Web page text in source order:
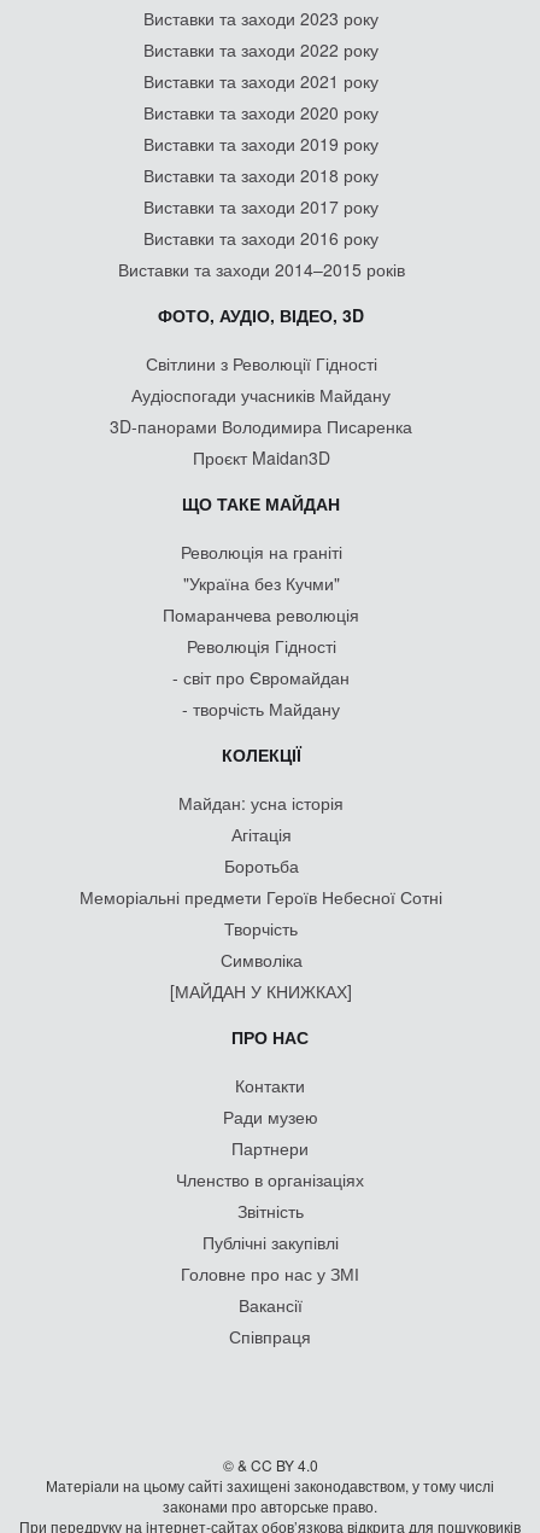
Виставки та заходи 2023 року
Виставки та заходи 2022 року
Виставки та заходи 2021 року
Виставки та заходи 2020 року
Виставки та заходи 2019 року
Виставки та заходи 2018 року
Виставки та заходи 2017 року
Виставки та заходи 2016 року
Виставки та заходи 2014–2015 років
ФОТО, АУДІО, ВІДЕО, 3D
Світлини з Революції Гідності
Аудіоспогади учасників Майдану
3D-панорами Володимира Писаренка
Проєкт Maidan3D
ЩО ТАКЕ МАЙДАН
Революція на граніті
"Україна без Кучми"
Помаранчева революція
Революція Гідності
- світ про Євромайдан
- творчість Майдану
КОЛЕКЦІЇ
Майдан: усна історія
Агітація
Боротьба
Меморіальні предмети Героїв Небесної Сотні
Творчість
Символіка
[МАЙДАН У КНИЖКАХ]
ПРО НАС
Контакти
Ради музею
Партнери
Членство в організаціях
Звітність
Публічні закупівлі
Головне про нас у ЗМІ
Вакансії
Співпраця
© & CC BY 4.0
Матеріали на цьому сайті захищені законодавством, у тому числі
законами про авторське право.
При передруку на iнтернет-сайтах обов’язкова відкрита для пошуковиків